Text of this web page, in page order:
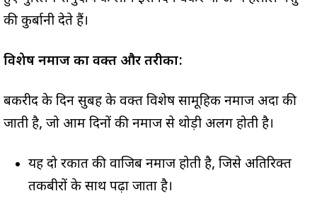
की कुर्बानी देते हैं।
विशेष नमाज का वक्त और तरीका:
बकरीद के दिन सुबह के वक्त विशेष सामूहिक नमाज अदा की
जाती है, जो आम दिनों की नमाज से थोड़ी अलग होती है।
यह दो रकात की वाजिब नमाज होती है, जिसे अतिरिक्त
तकबीरों के साथ पढ़ा जाता है।